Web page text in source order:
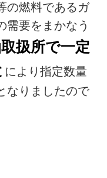
の燃料であるガ
需要をまかなう
扱所で一定
により指定数量
なりましたので